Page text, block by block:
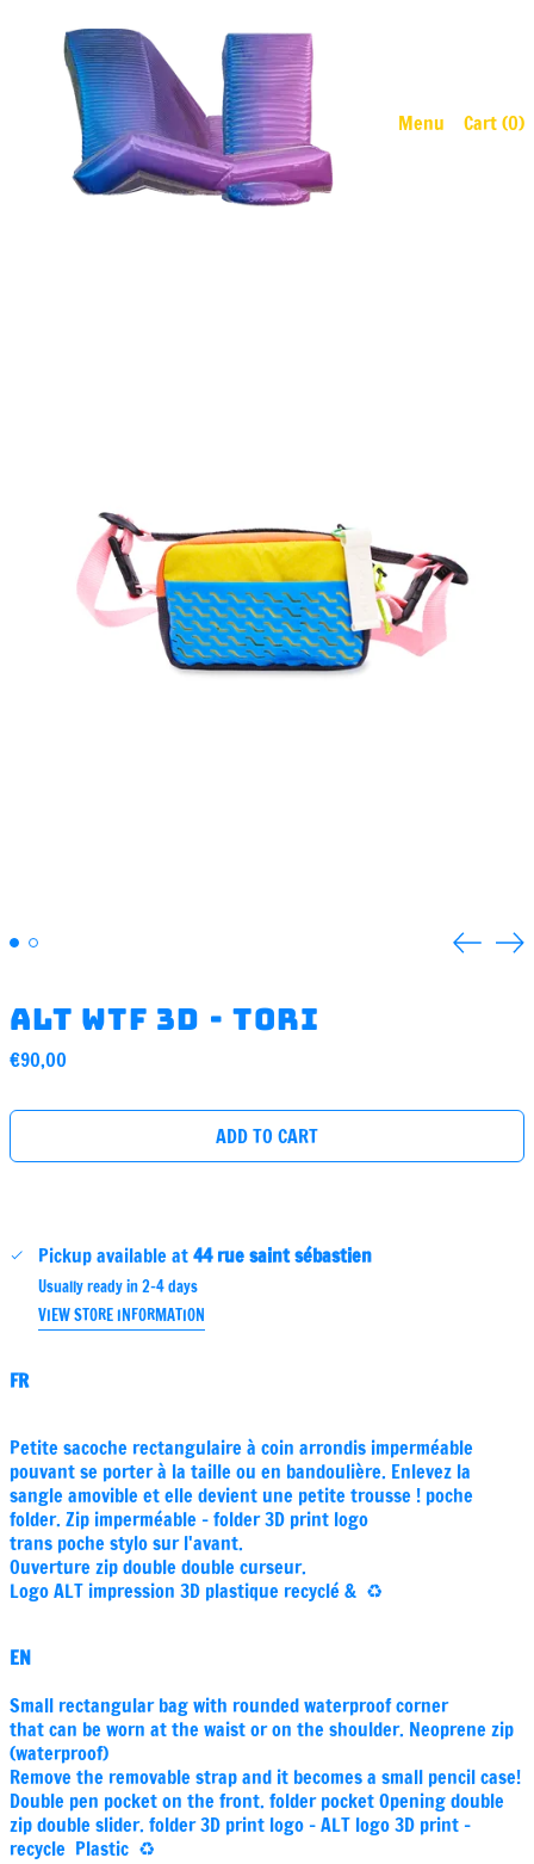
Menu Cart (0)
Previous
ALT WTF 3D - Tori
Regular
€90,00
ADD TO CART
Pickup available at44 rue saint sébastien
Usually ready in 2-4 days
VIEW STORE INFORMATION
FR
Petite sacoche rectangulaire à coin arrondis imperméable
pouvant se porter à la taille ou en bandoulière. Enlevez la
sangle amovible et elle devient une petite trousse ! poche
folder. Zip imperméable - folder 3D print logo
trans poche stylo sur l'avant.
Ouverture zip double double curseur.
Logo ALT impression 3D plastique recyclé & ♻️
EN
Small rectangular bag with rounded waterproof corner
that can be worn at the waist or on the shoulder. Neoprene zip
(waterproof)
Remove the removable strap and it becomes a small pencil case!
Double pen pocket on the front. folder pocket Opening double
zip double slider. folder 3D print logo -ALT logo 3D print -
recycle Plastic ♻️